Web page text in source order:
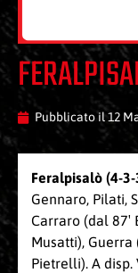
Pubblicato il 12
Feralpisalò (4-3-
Gennaro, Pilati,
Carraro (dal 87′
Musatti), Guerra
Pietrelli). A disp.